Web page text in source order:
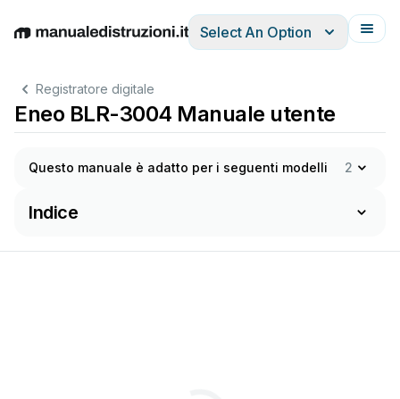
EnglishDeutschEspañolItalianoFrançais
Select An Option
Registratore digitale
Eneo BLR-3004 Manuale utente
Questo manuale è adatto per i seguenti modelli 2
Indice